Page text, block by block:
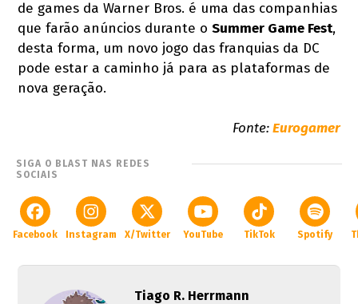
de games da Warner Bros. é uma das companhias
que farão anúncios durante oSummer Game Fest,
desta forma, um novo jogo das franquias da DC
pode estar a caminho já para as plataformas de
nova geração.
Fonte:Eurogamer
SIGA O BLAST NAS REDES
SOCIAIS
Facebook Instagram X/Twitter YouTube TikTok Spotify
Tiago R. Herrmann